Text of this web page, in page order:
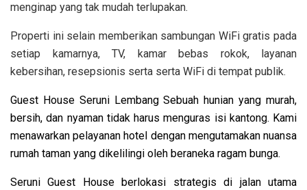
menginap yang tak mudah terlupakan.
Properti ini selain memberikan sambungan WiFi gratis pada
setiap kamarnya, TV, kamar bebas rokok, layanan
kebersihan, resepsionis serta serta WiFi di tempat publik.
Guest House Seruni Lembang Sebuah hunian yang murah,
bersih, dan nyaman tidak harus menguras isi kantong. Kami
menawarkan pelayanan hotel dengan mengutamakan nuansa
rumah taman yang dikelilingi oleh beraneka ragam bunga.
Seruni Guest House berlokasi strategis di jalan utama